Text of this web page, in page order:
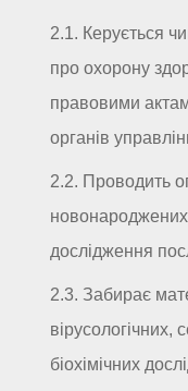
2.1. Керується
про охорону
правовими
органів
2.2. Проводить
дослідження
2.3. Забирає
вірусологічних,
біохімічних